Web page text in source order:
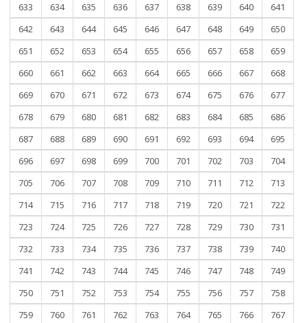
633
634 635 636 637 638 639 640
641
642
643 644 645 646 647 648 649
650
651
652 653 654 655 656 657 658
659
660
661 662 663 664 665 666 667
668
669
670 671 672 673 674 675 676
677
678
679 680 681 682 683 684 685
686
687
688 689 690 691 692 693 694
695
696
697 698 699 700 701 702 703
704
705
706 707 708 709 710 711 712
713
714
715 716 717 718 719 720 721
722
723
724 725 726 727 728 729 730
731
732
733 734 735 736 737 738 739
740
741
742 743 744 745 746 747 748
749
750
751 752 753 754 755 756 757
758
759
760 761 762 763 764 765 766
767